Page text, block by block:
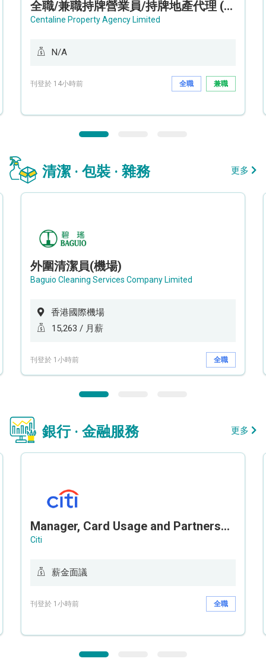
全職/兼職持牌營業員/持牌地產代理 (長沙灣/將軍澳/油塘)
Centaline Property Agency Limited
N/A
刊登於 14小時前 全職 兼職
清潔 · 包裝 · 雜務 更多
外圍清潔員(機場)
Baguio Cleaning Services Company Limited
香港國際機場
15,263 / 月薪
刊登於 1小時前 全職
銀行 · 金融服務 更多
Manager, Card Usage and Partnership
Citi
薪金面議
刊登於 1小時前 全職